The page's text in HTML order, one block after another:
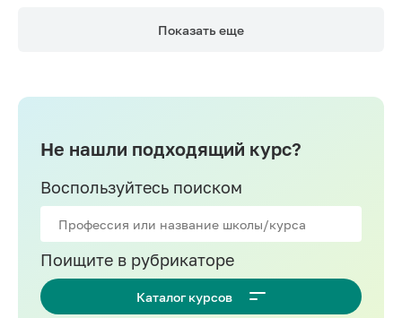
Показать еще
Не нашли подходящий курс?
Воспользуйтесь поиском
Поищите в рубрикаторе
Каталог курсов